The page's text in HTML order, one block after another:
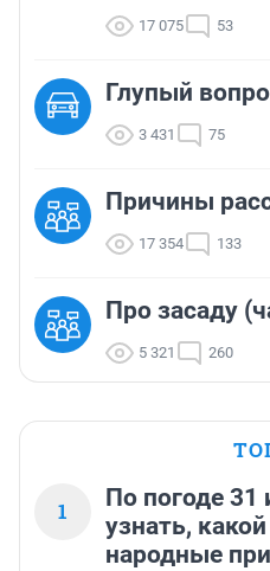
17 075 53
Глупый
3 431 75
Причины
17 354 133
Про засаду
5 321 260
1
По погоде
узнать,
народные